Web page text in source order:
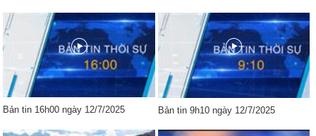
Bản tin 16h00 ngày 12/7/2025 Bản tin 9h10 ngày 12/7/2025